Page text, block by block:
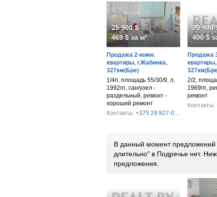
25 900 $
469 $ за м²
Продажа 2-комн.
квартиры, г.Жабинка,
327км(Бре)
1/4п, площадь 55/30/9, л,
1992гп, сан/узел -
раздельный, ремонт -
хороший ремонт
Контакты: +375 29 827-0...
20 900
400 $
Продажа
2/2,
1969гп,
ремонт
Контакты:
В данный момент предложений
длительно" в Подречье нет.
предложения.